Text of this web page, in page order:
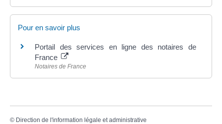
Pour en savoir plus
Portail des services en ligne des notaires de
France
Notaires de France
© Direction de l'information légale et administrative